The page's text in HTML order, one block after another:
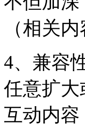
（相关
4、兼容
任意扩
互动内